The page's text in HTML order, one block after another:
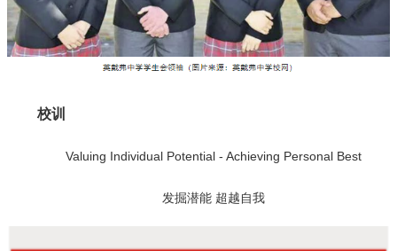
校训
Valuing Individual Potential - Achieving Personal Best
发掘潜能 超越自我